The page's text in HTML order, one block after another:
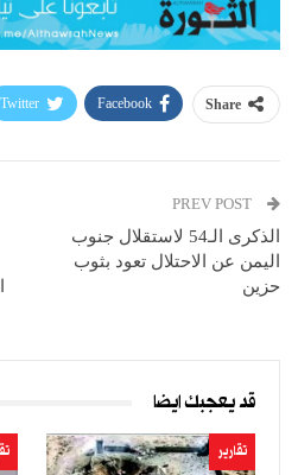
Share
Facebook
Twitter
الذكرى الـ54 لاستقلال جنوب
اليمن عن الاحتلال تعود بثوب
حزين
قد يعجبك ايضا
تقارير